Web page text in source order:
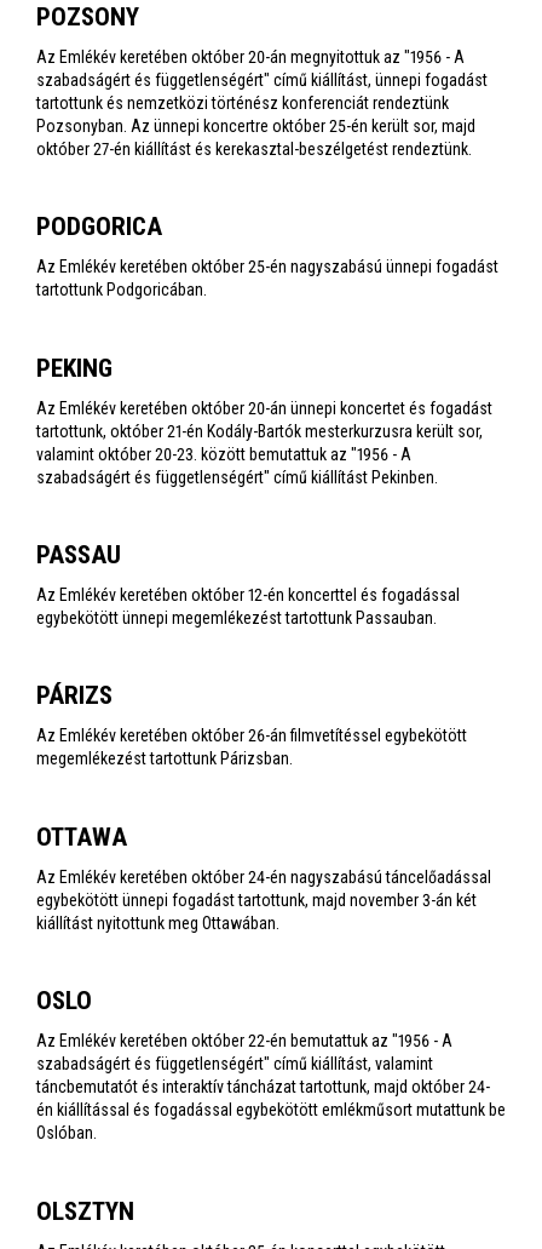
POZSONY
Az Emlékév keretében október 20-án megnyitottuk az "1956 - A
szabadságért és függetlenségért" című kiállítást, ünnepi fogadást
tartottunk és nemzetközi történész konferenciát rendeztünk
Pozsonyban. Az ünnepi koncertre október 25-én került sor, majd
október 27-én kiállítást és kerekasztal-beszélgetést rendeztünk.
PODGORICA
Az Emlékév keretében október 25-én nagyszabású ünnepi fogadást
tartottunk Podgoricában.
PEKING
Az Emlékév keretében október 20-án ünnepi koncertet és fogadást
tartottunk, október 21-én Kodály-Bartók mesterkurzusra került sor,
valamint október 20-23. között bemutattuk az "1956 - A
szabadságért és függetlenségért" című kiállítást Pekinben.
PASSAU
Az Emlékév keretében október 12-én koncerttel és fogadással
egybekötött ünnepi megemlékezést tartottunk Passauban.
PÁRIZS
Az Emlékév keretében október 26-án filmvetítéssel egybekötött
megemlékezést tartottunk Párizsban.
OTTAWA
Az Emlékév keretében október 24-én nagyszabású táncelőadással
egybekötött ünnepi fogadást tartottunk, majd november 3-án két
kiállítást nyitottunk meg Ottawában.
OSLO
Az Emlékév keretében október 22-én bemutattuk az "1956 - A
szabadságért és függetlenségért" című kiállítást, valamint
táncbemutatót és interaktív táncházat tartottunk, majd október 24-
én kiállítással és fogadással egybekötött emlékműsort mutattunk be
Oslóban.
OLSZTYN